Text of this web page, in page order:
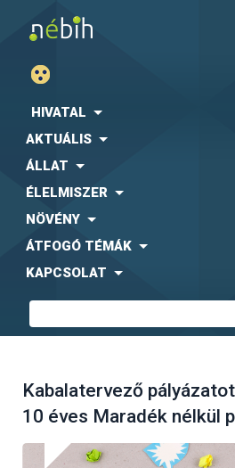
HIVATAL
AKTUÁLIS
ÁLLAT
ÉLELMISZER
NÖVÉNY
ÁTFOGÓ TÉMÁK
KAPCSOLAT
Kabalatervező
10 éves Maradék nélkül